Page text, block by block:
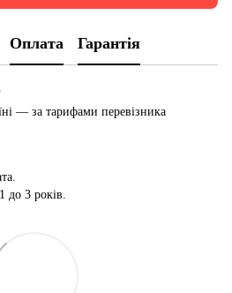
Оплата Гарантія
— за тарифами перевізника
до 3 років.